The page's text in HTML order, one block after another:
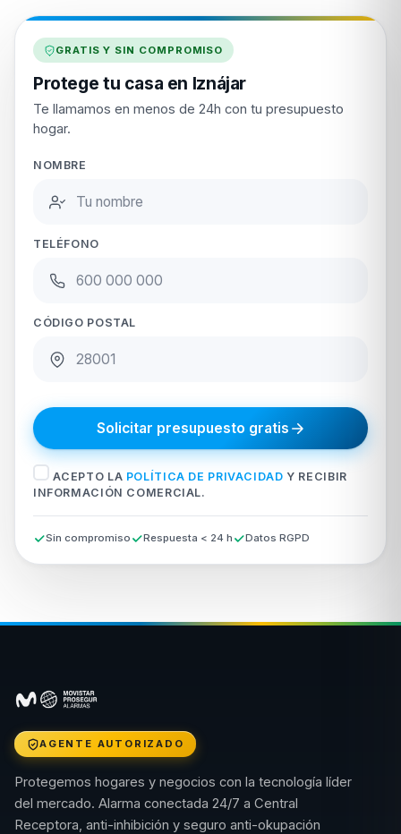
GRATIS Y SIN COMPROMISO
Protege tu casa en Iznájar
Te llamamos en menos de 24h con tu presupuesto
hogar.
NOMBRE
TELÉFONO
CÓDIGO POSTAL
Solicitar presupuesto gratis
ACEPTO LA POLÍTICA DE PRIVACIDAD Y RECIBIR
INFORMACIÓN COMERCIAL.
Sin compromiso Respuesta < 24 h Datos RGPD
AGENTE AUTORIZADO
Protegemos hogares y negocios con la tecnología líder
del mercado. Alarma conectada 24/7 a Central
Receptora, anti-inhibición y seguro anti-okupación